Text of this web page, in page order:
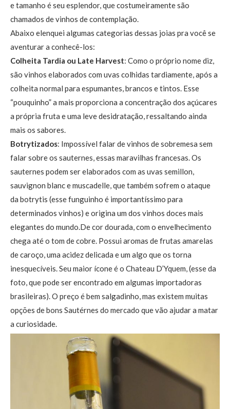
e tamanho é seu esplendor, que costumeiramente são
chamados de vinhos de contemplação.
Abaixo elenquei algumas categorias dessas joias pra você se
aventurar a conhecê-los:
Colheita Tardia ou Late Harvest: Como o próprio nome diz,
são vinhos elaborados com uvas colhidas tardiamente, após a
colheita normal para espumantes, brancos e tintos. Esse
“pouquinho” a mais proporciona a concentração dos açúcares
a própria fruta e uma leve desidratação, ressaltando ainda
mais os sabores.
Botrytizados: Impossível falar de vinhos de sobremesa sem
falar sobre os sauternes, essas maravilhas francesas. Os
sauternes podem ser elaborados com as uvas semillon,
sauvignon blanc e muscadelle, que também sofrem o ataque
da botrytis (esse funguinho é importantíssimo para
determinados vinhos) e origina um dos vinhos doces mais
elegantes do mundo.De cor dourada, com o envelhecimento
chega até o tom de cobre. Possui aromas de frutas amarelas
de caroço, uma acidez delicada e um algo que os torna
inesquecíveis. Seu maior ícone é o Chateau D’Yquem, (esse da
foto, que pode ser encontrado em algumas importadoras
brasileiras). O preço é bem salgadinho, mas existem muitas
opções de bons Sautérnes do mercado que vão ajudar a matar
a curiosidade.